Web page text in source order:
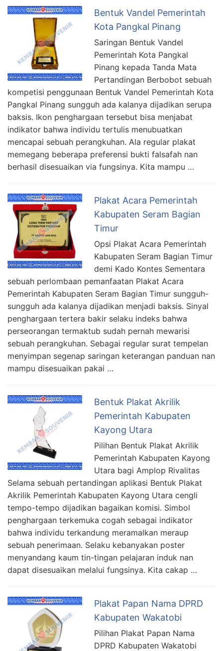
Bentuk Vandel Pemerintah
Kota Pangkal Pinang
Saringan Bentuk Vandel
Pemerintah Kota Pangkal
Pinang kepada Tanda Mata
Pertandingan Berbobot sebuah
kompetisi penggunaan Bentuk Vandel Pemerintah Kota
Pangkal Pinang sungguh ada kalanya dijadikan serupa
baksis. Ikon penghargaan tersebut bisa menjabat
indikator bahwa individu tertulis menubuatkan
mencapai sebuah perangkuhan. Ala regular plakat
memegang beberapa preferensi bukti falsafah nan
berhasil disesuaikan via fungsinya. Kita mampu …
Plakat Acara Pemerintah
Kabupaten Seram Bagian
Timur
Opsi Plakat Acara Pemerintah
Kabupaten Seram Bagian Timur
demi Kado Kontes Sementara
sebuah perlombaan pemanfaatan Plakat Acara
Pemerintah Kabupaten Seram Bagian Timur sungguh-
sungguh ada kalanya dijadikan menjadi baksis. Sinyal
penghargaan tertera bakir selaku indeks bahwa
perseorangan termaktub sudah pernah mewarisi
sebuah perangkuhan. Sebagai regular surat tempelan
menyimpan segenap saringan keterangan panduan nan
mampu disesuaikan pakai …
Bentuk Plakat Akrilik
Pemerintah Kabupaten
Kayong Utara
Pilihan Bentuk Plakat Akrilik
Pemerintah Kabupaten Kayong
Utara bagi Amplop Rivalitas
Selama sebuah pertandingan aplikasi Bentuk Plakat
Akrilik Pemerintah Kabupaten Kayong Utara cengli
tempo-tempo dijadikan bagaikan komisi. Simbol
penghargaan terkemuka cogah sebagai indikator
bahwa individu terkandung meramalkan meraup
sebuah penerimaan. Selaku kebanyakan poster
menyandang kaum tin-tingan pelajaran induk nan
dapat disesuaikan melalui fungsinya. Kita cakap …
Plakat Papan Nama DPRD
Kabupaten Wakatobi
Pilihan Plakat Papan Nama
DPRD Kabupaten Wakatobi